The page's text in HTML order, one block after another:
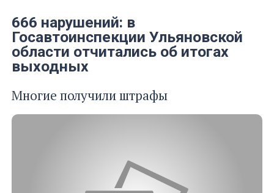
666 нарушений: в
Госавтоинспекции Ульяновской
области отчитались об итогах
выходных
Многие получили штрафы